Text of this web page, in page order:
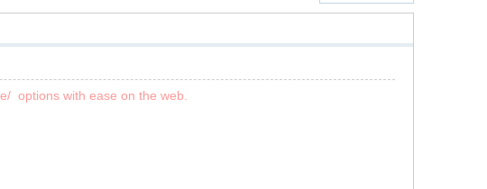
options with ease on the web.